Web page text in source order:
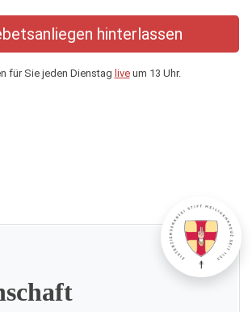
hinterlassen
für Sie jeden Dienstag liveum 13 Uhr.